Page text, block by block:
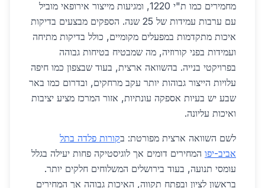
מחמירים כמו ת"י 1220, ומגיעות מייצור אירופאי מוביל
עם ערבות עמידות של 25 שנה. הספקים מבצעים בדיקות
איכות מתקדמות במפעלים מקומיים, כולל בדיקות מתיחה
ועמידות בפני קורוזיה, מה שמבטיח בטיחות גבוהה
בפרויקטי בנייה. בהשוואה ארצית, בעוד שבצפון כמו חיפה
עלויות הייצור גבוהות יותר עקב מרחקים, ובדרום כמו באר
שבע יש בעיות אספקה עונתיות, אזור המרכז מציע יציבות
ואיכות עליונה.
לשם השוואה ארצית מפורטת: בקורות פלדה בתל
אביב-יפו המחירים דומים אך לוגיסטיקה פחות יעילה בגלל
עומסי תנועה, בעוד בירושלים המשלוחים חלקים יותר.
בראשון לציון ובפתח תקווה, האיכות גבוהה אך המחירים